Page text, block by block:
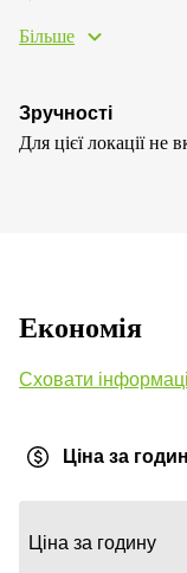
Більше
Зручності
Для цієї локації не
Економія
Сховати
Ціна за
Ціна за годину